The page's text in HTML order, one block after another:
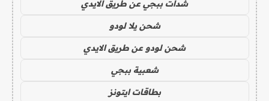
شدات ببجي عن طريق الايدي
شحن يلا لودو
شحن لودو عن طريق الايدي
شعبية ببجي
بطاقات ايتونز